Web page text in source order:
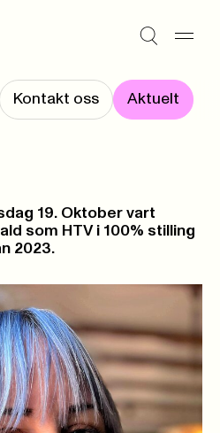
Kontakt oss Aktuelt
19. Oktober vart
som HTV i 100% stilling
2023.